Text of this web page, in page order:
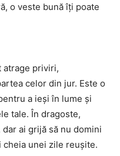
o veste bună îți poate
atrage priviri,
celor din jur. Este o
a ieși în lume și
tale. În dragoste,
ai grijă să nu domini
unei zile reușite.